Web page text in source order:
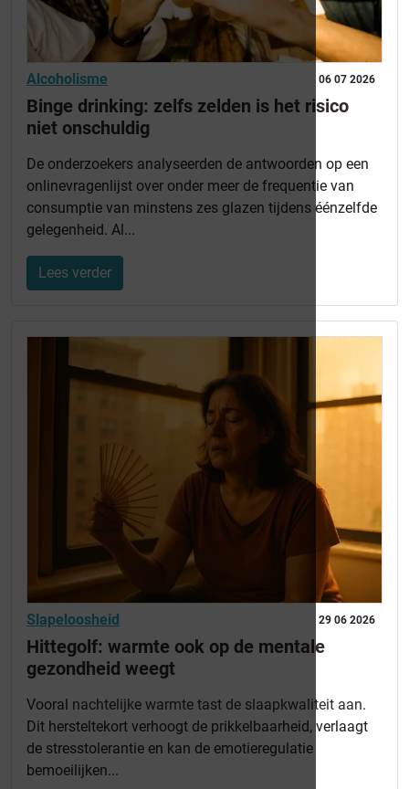
06 07 2026
Alcoholisme
Binge drinking: zelfs zelden is het risico
niet onschuldig
De onderzoekers analyseerden de antwoorden op een
onlinevragenlijst over onder meer de frequentie van
consumptie van minstens zes glazen tijdens éénzelfde
gelegenheid. Al...
Lees verder
29 06 2026
Slapeloosheid
Hittegolf: warmte ook op de mentale
gezondheid weegt
Vooral nachtelijke warmte tast de slaapkwaliteit aan.
Dit hersteltekort verhoogt de prikkelbaarheid, verlaagt
de stresstolerantie en kan de emotieregulatie
bemoeilijken...